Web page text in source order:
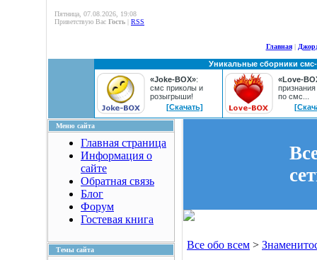
Пятница, 07.08.2026, 19:08
Приветствую Вас Гость | RSS
Главная|
Уникальные сборники
«Joke-BOX»:
смс приколы и
розыгрыши!
[Скачать]
«Love-
по смс...
Меню сайта
Главная страница
Информация о
сайте
Обратная связь
Блог
Форум
Гостевая книга
Темы сайта Все обо всем >